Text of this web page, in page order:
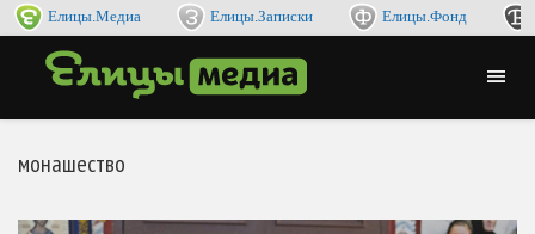
Елицы.Медиа Елицы.Записки Елицы.Фонд
монашество